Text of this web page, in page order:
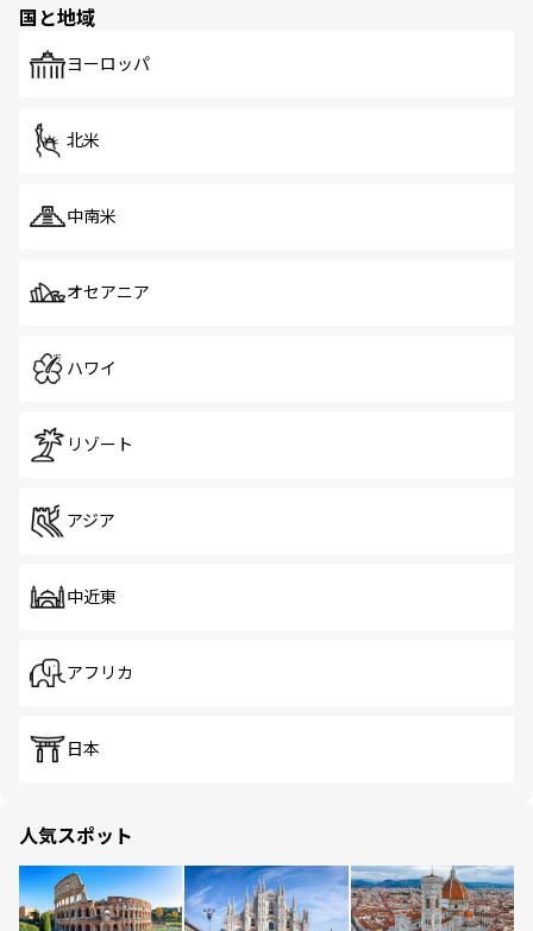
で、ホーカーズは地元の風情を楽しめる外せないスポット
国と地域
ヨーロッパ
北米
中南米
オセアニア
ハワイ
リゾート
アジア
中近東
アフリカ
日本
人気スポット